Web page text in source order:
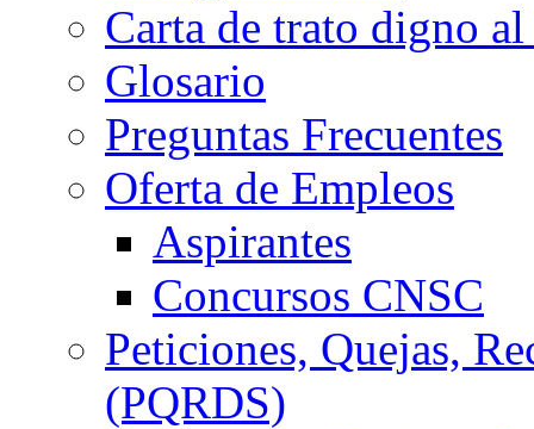
Carta de trato digno
Glosario
Preguntas Frecuentes
Oferta de Empleos
Aspirantes
Concursos CNSC
Peticiones, Quejas,
(PQRDS)